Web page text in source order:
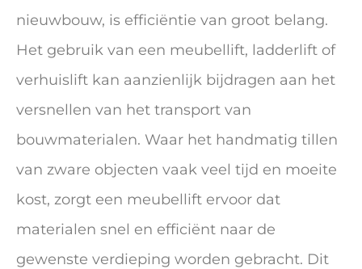
nieuwbouw, is efficiëntie van groot belang.
Het gebruik van een meubellift, ladderlift of
verhuislift kan aanzienlijk bijdragen aan het
versnellen van het transport van
bouwmaterialen. Waar het handmatig tillen
van zware objecten vaak veel tijd en moeite
kost, zorgt een meubellift ervoor dat
materialen snel en efficiënt naar de
gewenste verdieping worden gebracht. Dit